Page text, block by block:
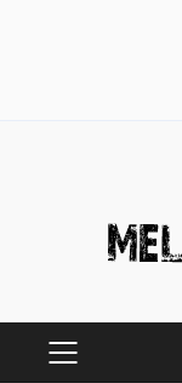
PRIMARY